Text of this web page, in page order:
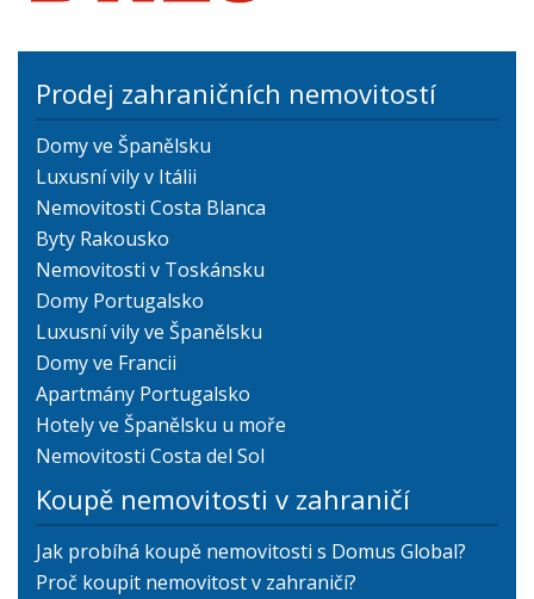
Prodej zahraničních nemovitostí
Domy ve Španělsku
Luxusní vily v Itálii
Nemovitosti Costa Blanca
Byty Rakousko
Nemovitosti v Toskánsku
Domy Portugalsko
Luxusní vily ve Španělsku
Domy ve Francii
Apartmány Portugalsko
Hotely ve Španělsku u moře
Nemovitosti Costa del Sol
Koupě nemovitosti v zahraničí
Jak probíhá koupě nemovitosti s Domus Global?
Proč koupit nemovitost v zahraničí?